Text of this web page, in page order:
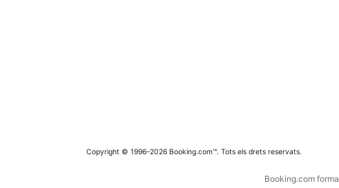
Copyright © 1996–2026 Booking.com™. Tots els drets reservats.
Booking.com